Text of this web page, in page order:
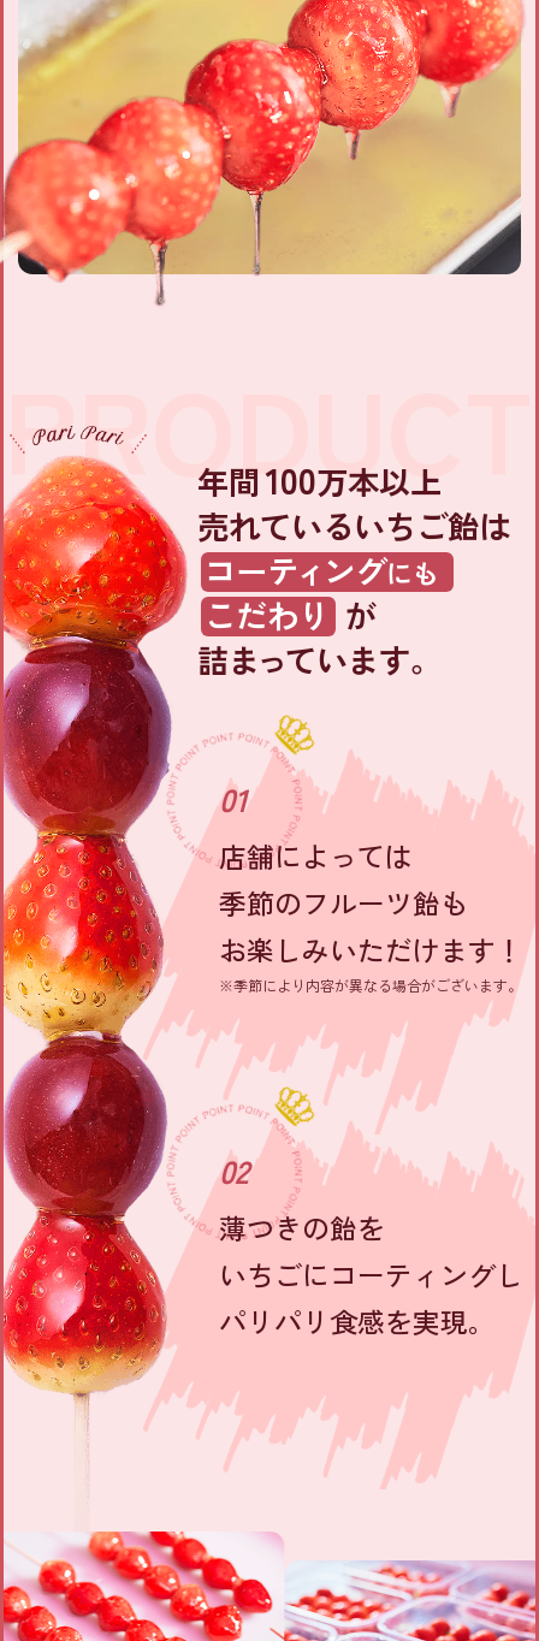
PRODUCT
年間100万本以上
売れているいちご飴は
コーティングにも
こだわり が
詰まっています。
01
店舗によっては
季節のフルーツ飴も
お楽しみいただけます！
※季節により内容が異なる場合がございます。
02
薄つきの飴を
いちごにコーティングし
パリパリ食感を実現。